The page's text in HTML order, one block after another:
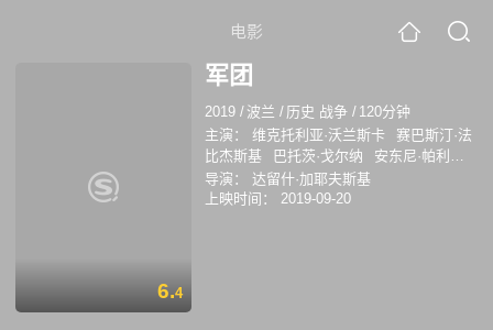
电影
6.4
军团
2019 / 波兰 / 历史 战争 / 120分钟
主演：
维克托利亚·沃兰斯卡
赛巴斯汀·法
比杰斯基
巴托茨·戈尔纳
安东尼·帕利基
马切伊·马杰斯基
让·弗里兹
莫迪斯特·鲁辛斯基
米罗斯洛·巴卡
导演：
达留什·加耶夫斯基
上映时间：
2019-09-20